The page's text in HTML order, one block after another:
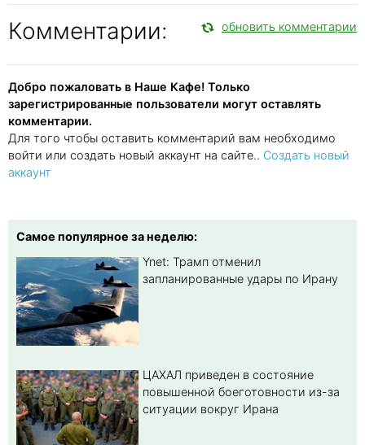
Комментарии: обновить комментарии
Добро пожаловать в Наше Кафе! Только
зарегистрированные пользователи могут оставлять
комментарии.
Для того чтобы оставить комментарий вам необходимо
войти или создать новый аккаунт на сайте.. Создать новый
аккаунт
Самое популярное за неделю:
Ynet: Трамп отменил
запланированные удары по Ирану
ЦАХАЛ приведен в состояние
повышенной боеготовности из-за
ситуации вокруг Ирана